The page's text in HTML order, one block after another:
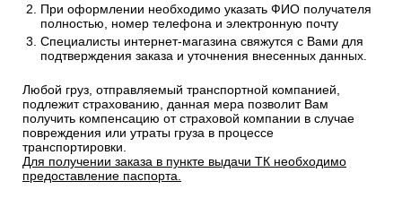
При оформлении необходимо указать ФИО получателя
полностью, номер телефона и электронную почту
Специалисты интернет-магазина свяжутся с Вами для
подтверждения заказа и уточнения внесенных данных.
Любой груз, отправляемый транспортной компанией,
подлежит страхованию, данная мера позволит Вам
получить компенсацию от страховой компании в случае
повреждения или утраты груза в процессе
транспортировки.
Для получении заказа в пункте выдачи ТК необходимо
предоставление паспорта.